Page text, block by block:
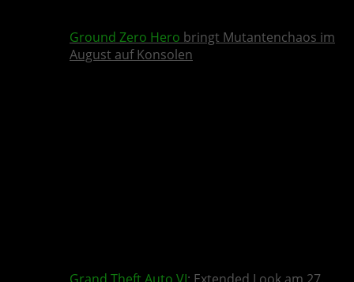
Ground Zero Hero bringt Mutantenchaos im
August auf Konsolen